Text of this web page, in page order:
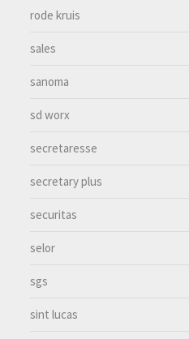
rode kruis
sales
sanoma
sd worx
secretaresse
secretary plus
securitas
selor
sgs
sint lucas